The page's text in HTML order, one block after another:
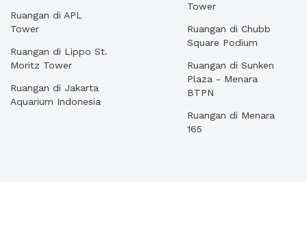
Ruangan di APL
Tower
Ruangan di Lippo St.
Moritz Tower
Ruangan di Jakarta
Aquarium Indonesia
Tower
Ruangan di Chubb
Square Podium
Ruangan di Sunken
Plaza - Menara
BTPN
Ruangan di Menara
165